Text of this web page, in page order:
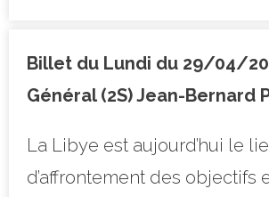
Billet du Lundi du 29/04/
Général (2S) Jean-Bernard
La Libye est aujourd’hui le
d’affrontement des objectifs